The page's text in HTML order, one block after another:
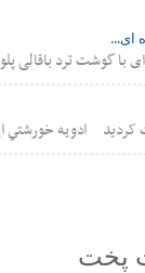
ای...
ای با گوشت ترد باقالی
کردید ادويه خورشتي
پخت